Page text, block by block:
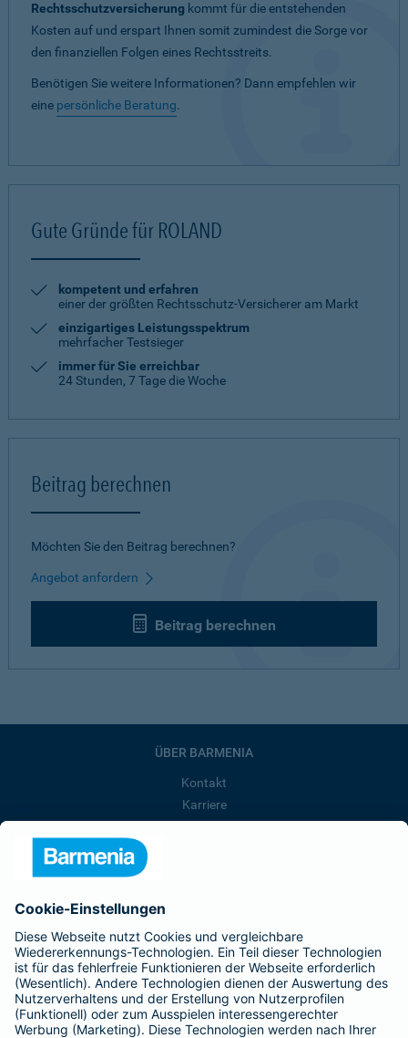
Rechtsschutzversicherung kommt für die entstehenden
Kosten auf und erspart Ihnen somit zumindest die Sorge vor
den finanziellen Folgen eines Rechtsstreits.
Benötigen Sie weitere Informationen? Dann empfehlen wir
eine persönliche Beratung.
Gute Gründe für ROLAND
kompetent und erfahren
einer der größten Rechtsschutz-Versicherer am Markt
einzigartiges Leistungsspektrum
mehrfacher Testsieger
immer für Sie erreichbar
24 Stunden, 7 Tage die Woche
Beitrag berechnen
Möchten Sie den Beitrag berechnen?
Angebot anfordern
Beitrag berechnen
ÜBER BARMENIA
Kontakt
Karriere
Barmenia ist Teil der BarmeniaGothaer
BELIEBTE SEITEN
Kranken-Zusatzversicherung
Tierversicherungen
Haftpflichtversicherung